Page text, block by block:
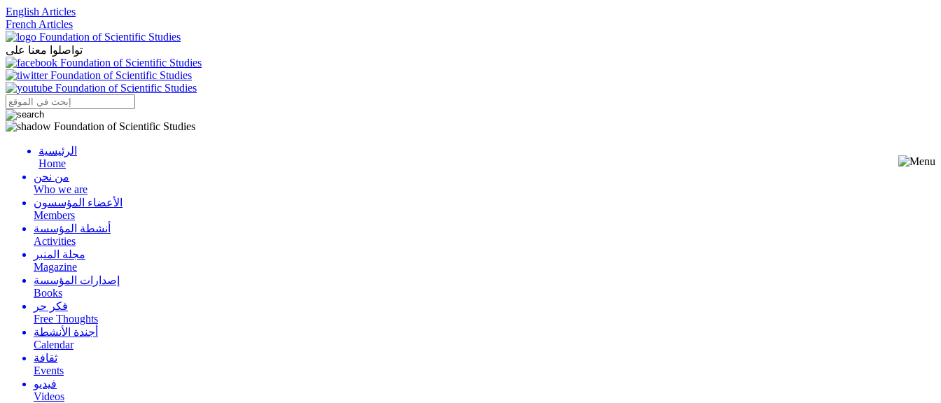
English Articles
French Articles
تواصلوا معنا على
Menu
الرئيسية
Home
من نحن
Who we are
الأعضاء المؤسسون
Members
أنشطة المؤسسة
Activities
مجلة المنبر
Magazine
إصدارات المؤسسة
Books
فكر حر
Free Thoughts
أجندة الأنشطة
Calendar
ثقافة
Events
فيديو
Videos